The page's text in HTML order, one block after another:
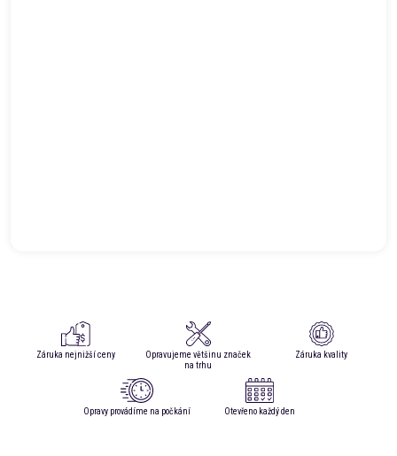
Záruka nejnižší ceny
Opravujeme většinu značek
na trhu
Záruka kvality
Opravy provádíme na počkání Otevřeno každý den